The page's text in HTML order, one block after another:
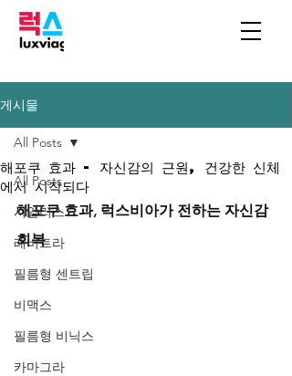
게시물
All Posts
시알리스
레비트라
필름형 센트립
비맥스
필름형 비닉스
카마그라
All Posts
해포쿠 효과 - 자신감의 근원, 건강한 신체
에서 시작되다
해포쿠 효과, 럭스비아가 전하는 자신감
회복